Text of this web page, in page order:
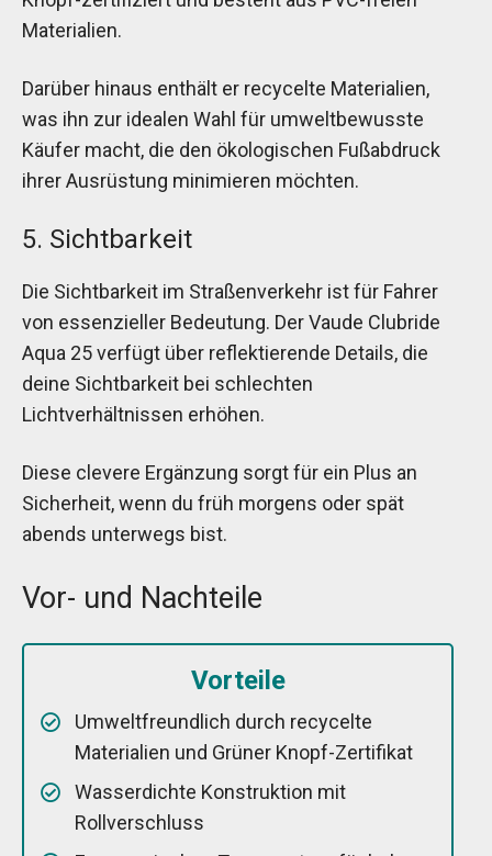
Materialien.
Darüber hinaus enthält er recycelte Materialien,
was ihn zur idealen Wahl für umweltbewusste
Käufer macht, die den ökologischen Fußabdruck
ihrer Ausrüstung minimieren möchten.
5. Sichtbarkeit
Die Sichtbarkeit im Straßenverkehr ist für Fahrer
von essenzieller Bedeutung. Der Vaude Clubride
Aqua 25 verfügt über reflektierende Details, die
deine Sichtbarkeit bei schlechten
Lichtverhältnissen erhöhen.
Diese clevere Ergänzung sorgt für ein Plus an
Sicherheit, wenn du früh morgens oder spät
abends unterwegs bist.
Vor- und Nachteile
Vorteile
Umweltfreundlich durch recycelte
Materialien und Grüner Knopf-Zertifikat
Wasserdichte Konstruktion mit
Rollverschluss